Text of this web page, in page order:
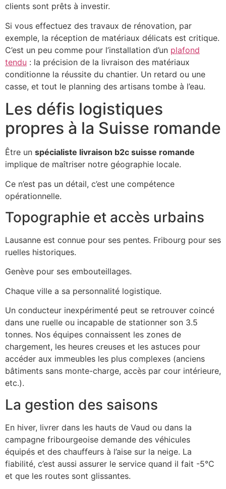
clients sont prêts à investir.
Si vous effectuez des travaux de rénovation, par
exemple, la réception de matériaux délicats est critique.
C’est un peu comme pour l’installation d’un plafond
tendu : la précision de la livraison des matériaux
conditionne la réussite du chantier. Un retard ou une
casse, et tout le planning des artisans tombe à l’eau.
Les défis logistiques
propres à la Suisse romande
Être un spécialiste livraison b2c suisse romande
implique de maîtriser notre géographie locale.
Ce n’est pas un détail, c’est une compétence
opérationnelle.
Topographie et accès urbains
Lausanne est connue pour ses pentes. Fribourg pour ses
ruelles historiques.
Genève pour ses embouteillages.
Chaque ville a sa personnalité logistique.
Un conducteur inexpérimenté peut se retrouver coincé
dans une ruelle ou incapable de stationner son 3.5
tonnes. Nos équipes connaissent les zones de
chargement, les heures creuses et les astuces pour
accéder aux immeubles les plus complexes (anciens
bâtiments sans monte-charge, accès par cour intérieure,
etc.).
La gestion des saisons
En hiver, livrer dans les hauts de Vaud ou dans la
campagne fribourgeoise demande des véhicules
équipés et des chauffeurs à l’aise sur la neige. La
fiabilité, c’est aussi assurer le service quand il fait -5°C
et que les routes sont glissantes.